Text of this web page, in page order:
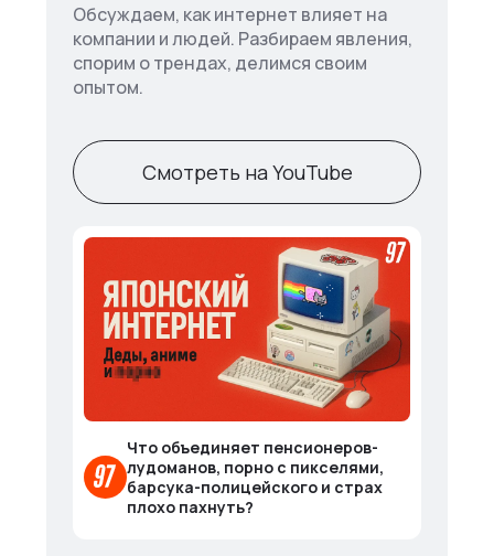
Обсуждаем, как интернет влияет на
компании и людей. Разбираем явления,
спорим о трендах, делимся своим
опытом.
Смотреть на YouTube
Что объединяет пенсионеров-
лудоманов, порно с пикселями,
барсука-полицейского и страх
плохо пахнуть?